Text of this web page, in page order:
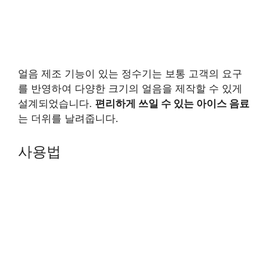
얼음 제조 기능이 있는 정수기는 보통 고객의 요구
를 반영하여 다양한 크기의 얼음을 제작할 수 있게
설계되었습니다. 편리하게 쓰일 수 있는 아이스 음료
는 더위를 날려줍니다.
사용법